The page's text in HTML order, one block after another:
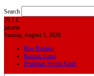
Search
29.1 C
jakarta
Sunday, August 9, 2026
Box Redaksi
Kontak Kami
Pedoman Media Siber